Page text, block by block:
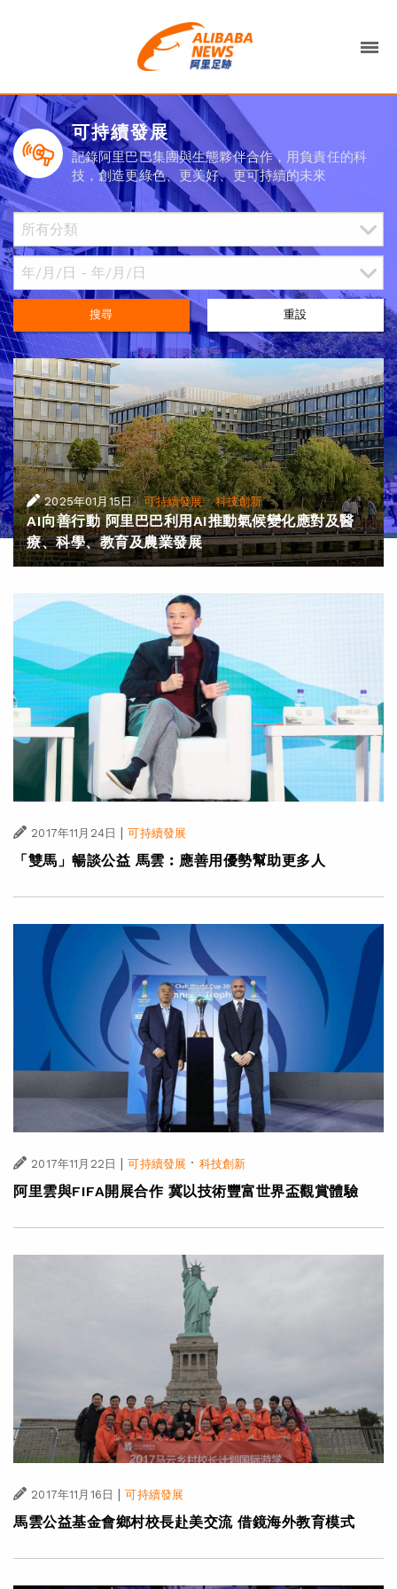
可持續發展
記錄阿里巴巴集團與生態夥伴合作，用負責任的科
技，創造更綠色、更美好、更可持續的未來
搜尋 重設
2025年01月15日 |可持續發展·科技創新
AI向善行動 阿里巴巴利用AI推動氣候變化應對及醫
療、科學、教育及農業發展
2017年11月24日 | 可持續發展
「雙馬」暢談公益 馬雲︰應善用優勢幫助更多人
2017年11月22日 | 可持續發展 · 科技創新
阿里雲與FIFA開展合作 冀以技術豐富世界盃觀賞體驗
2017年11月16日 | 可持續發展
馬雲公益基金會鄉村校長赴美交流 借鏡海外教育模式